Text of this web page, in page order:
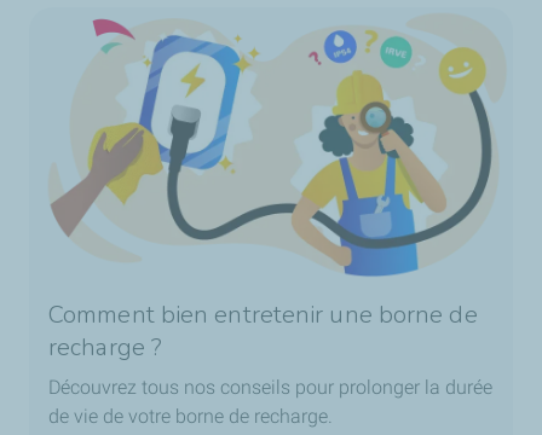
Comment bien entretenir une borne de
recharge ?
Découvrez tous nos conseils pour prolonger la durée
de vie de votre borne de recharge.